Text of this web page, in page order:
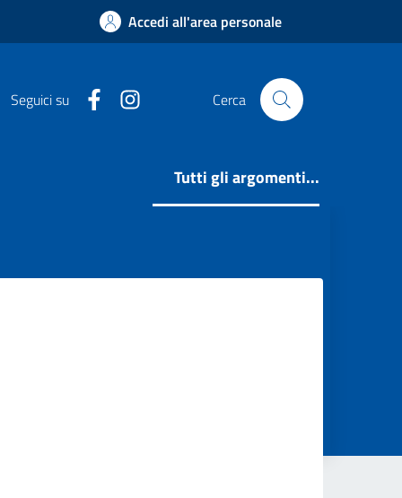
Accedi all'area personale
Seguici su FacebookInstagram Cerca
Tutti gli argomenti...